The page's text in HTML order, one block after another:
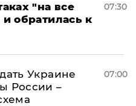
"на все
обратилась к
07:30
Украине
России –
07:00